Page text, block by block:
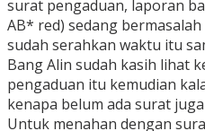
surat pengaduan, laporan
AB* red) sedang
sudah serahkan waktu itu
Bang Alin sudah kasih lihat
pengaduan itu kemudian
kenapa belum ada surat
Untuk menahan dengan